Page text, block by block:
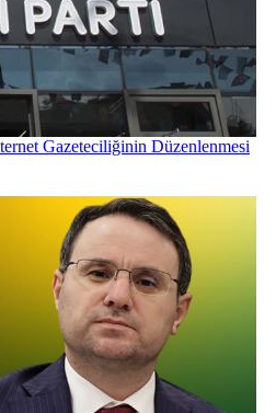
Gazeteciliğinin Düzenlenmesi